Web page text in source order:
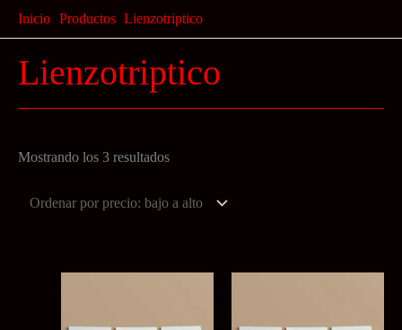
al
contenido
Inicio Productos Lienzotriptico
Lienzotriptico
Mostrando los 3 resultadosOrdenado
precio: